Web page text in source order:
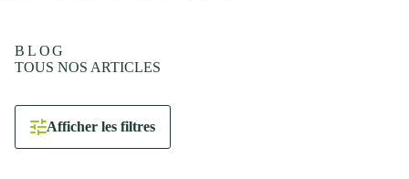
BLOG
TOUS NOS ARTICLES
Afficher les filtres